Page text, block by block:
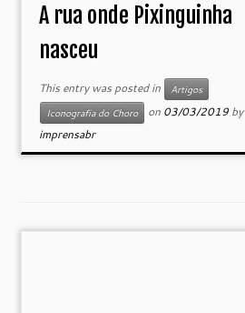
A rua onde Pixinguinha
nasceu
This entry was posted in
Artigos
Iconografia do Choro
on 03/03/2019 by
imprensabr